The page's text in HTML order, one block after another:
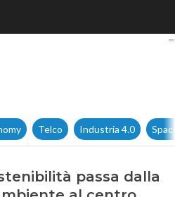
Fiber, la sostenibilità
Telco Industria 4.0
passa dalla